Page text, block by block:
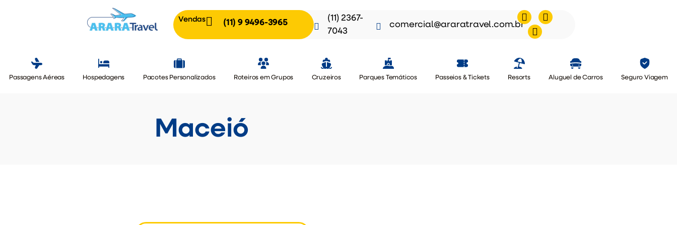
Vendas (11) 9 9496-3965
(11) 2367-
7043
comercial@araratravel.com.br
Passagens Aéreas Hospedagens Pacotes Personalizados Roteiros em Grupos Cruzeiros Parques Temáticos Passeios & Tickets Resorts Aluguel de Carros Seguro Viagem
Maceió